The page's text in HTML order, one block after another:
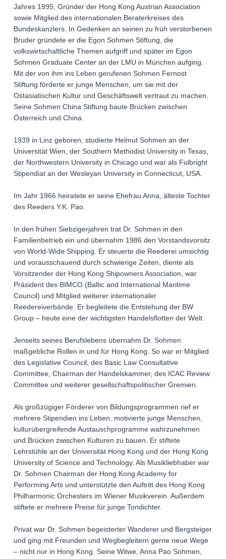
Jahres 1995, Gründer der Hong Kong Austrian Association
sowie Mitglied des internationalen Beraterkreises des
Bundeskanzlers. In Gedenken an seinen zu früh verstorbenen
Bruder gründete er die Egon Sohmen Stiftung, die
volkswirtschaftliche Themen aufgriff und später im Egon
Sohmen Graduate Center an der LMU in München aufging.
Mit der von ihm ins Leben gerufenen Sohmen Fernost
Stiftung förderte er junge Menschen, um sie mit der
Ostasiatischen Kultur und Geschäftswelt vertraut zu machen.
Seine Sohmen China Stiftung baute Brücken zwischen
Österreich und China.
1939 in Linz geboren, studierte Helmut Sohmen an der
Universität Wien, der Southern Methodist University in Texas,
der Northwestern University in Chicago und war als Fulbright
Stipendiat an der Wesleyan University in Connecticut, USA.
Im Jahr 1966 heiratete er seine Ehefrau Anna, älteste Tochter
des Reeders Y.K. Pao.
In den frühen Siebzigerjahren trat Dr. Sohmen in den
Familienbetrieb ein und übernahm 1986 den Vorstandsvorsitz
von World-Wide Shipping. Er steuerte die Reederei umsichtig
und vorausschauend durch schwierige Zeiten, diente als
Vorsitzender der Hong Kong Shipowners Association, war
Präsident des BIMCO (Baltic and International Maritime
Council) und Mitglied weiterer internationaler
Reedereiverbände. Er begleitete die Entstehung der BW
Group – heute eine der wichtigsten Handelsflotten der Welt.
Jenseits seines Berufslebens übernahm Dr. Sohmen
maßgebliche Rollen in und für Hong Kong. So war er Mitglied
des Legislative Council, des Basic Law Consultative
Committee, Chairman der Handelskammer, des ICAC Review
Committee und weiterer gesellschaftspolitischer Gremien.
Als großzügiger Förderer von Bildungsprogrammen rief er
mehrere Stipendien ins Leben, motivierte junge Menschen,
kulturübergreifende Austauschprogramme wahrzunehmen
und Brücken zwischen Kulturen zu bauen. Er stiftete
Lehrstühle an der Universität Hong Kong und der Hong Kong
University of Science and Technology. Als Musikliebhaber war
Dr. Sohmen Chairman der Hong Kong Academy for
Performing Arts und unterstützte den Auftritt des Hong Kong
Philharmonic Orchesters im Wiener Musikverein. Außerdem
stiftete er mehrere Preise für junge Tondichter.
Privat war Dr. Sohmen begeisterter Wanderer und Bergsteiger
und ging mit Freunden und Wegbegleitern gerne neue Wege
– nicht nur in Hong Kong. Seine Witwe, Anna Pao Sohmen,